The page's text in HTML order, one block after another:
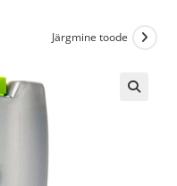
Järgmine toode